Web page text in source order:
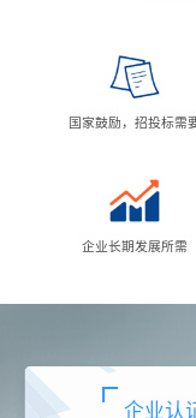
国家鼓励，招投标需
企业长期发展所需
企业认